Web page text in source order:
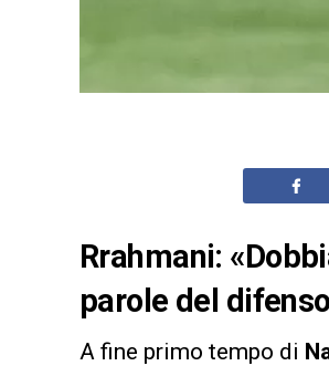
Rrahmani:
parole del
A fine primo tempo di